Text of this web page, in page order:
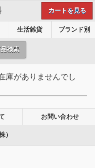
カートを見る
生活雑貨 ブランド別
検索
庫がありませんでし
お問い合わせ
）